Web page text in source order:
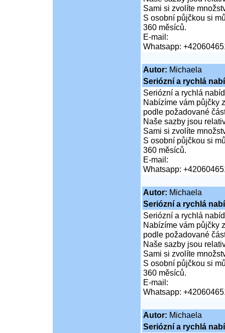
Sami si zvolíte
S osobní půjčkou si
360 měsíců.
E-mail:
Whatsapp:
Autor: Michaela
Seriózní a rychlá
Seriózní a rychlá
Nabízíme vám půjčky
podle požadované
Naše sazby jsou
Sami si zvolíte
S osobní půjčkou si
360 měsíců.
E-mail:
Whatsapp:
Autor: Michaela
Seriózní a rychlá
Seriózní a rychlá
Nabízíme vám půjčky
podle požadované
Naše sazby jsou
Sami si zvolíte
S osobní půjčkou si
360 měsíců.
E-mail:
Whatsapp:
Autor: Michaela
Seriózní a rychlá